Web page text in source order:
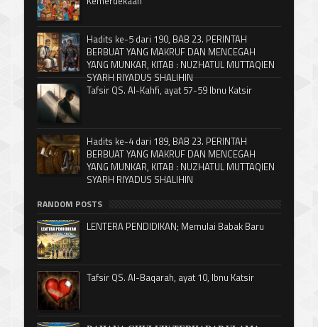
Hadits ke-5 dari 190, BAB 23. PERINTAH
BERBUAT YANG MAKRUF DAN MENCEGAH
YANG MUNKAR, KITAB : NUZHATUL MUTTAQIEN
SYARH RIYADUS SHALIHIN
Tafsir QS. Al-Kahfi, ayat 57-59 Ibnu Katsir
Hadits ke-4 dari 189, BAB 23. PERINTAH
BERBUAT YANG MAKRUF DAN MENCEGAH
YANG MUNKAR, KITAB : NUZHATUL MUTTAQIEN
SYARH RIYADUS SHALIHIN
RANDOM POSTS
LENTERA PENDIDIKAN; Memulai Babak Baru
Tafsir QS. Al-Baqarah, ayat 10, Ibnu Katsir